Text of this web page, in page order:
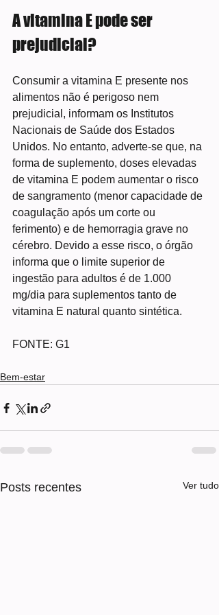
A vitamina E pode ser
prejudicial?
Consumir a vitamina E presente nos
alimentos não é perigoso nem
prejudicial, informam os Institutos
Nacionais de Saúde dos Estados
Unidos. No entanto, adverte-se que, na
forma de suplemento, doses elevadas
de vitamina E podem aumentar o risco
de sangramento (menor capacidade de
coagulação após um corte ou
ferimento) e de hemorragia grave no
cérebro. Devido a esse risco, o órgão
informa que o limite superior de
ingestão para adultos é de 1.000
mg/dia para suplementos tanto de
vitamina E natural quanto sintética.
FONTE: G1
Bem-estar
Posts recentes Ver tudo